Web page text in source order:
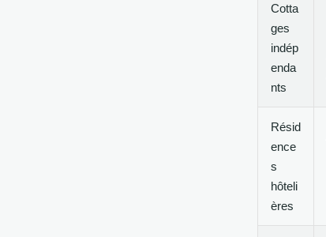
Cotta
ges
indép
enda
nts
Résid
ence
s
hôteli
ères